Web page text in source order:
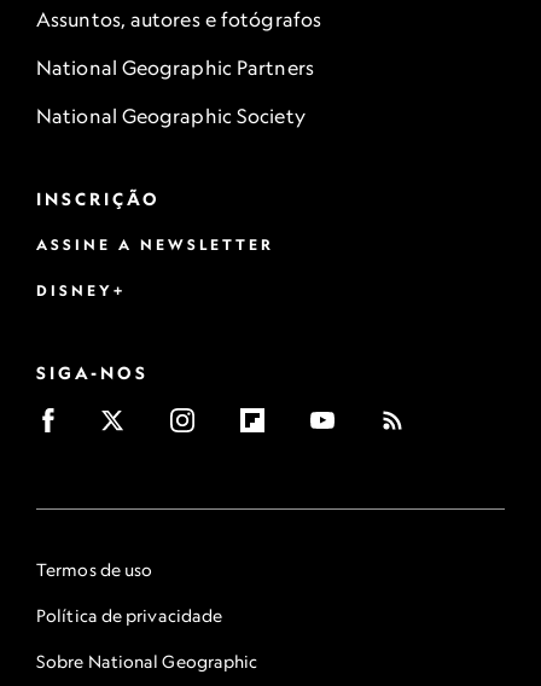
Assuntos, autores e fotógrafos
National Geographic Partners
National Geographic Society
INSCRIÇÃO
ASSINE A NEWSLETTER
DISNEY+
SIGA-NOS
Termos de uso
Política de privacidade
Sobre National Geographic